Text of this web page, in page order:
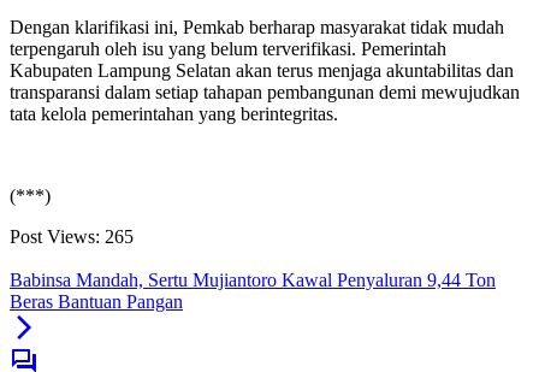
Dengan klarifikasi ini, Pemkab berharap masyarakat tidak mudah
terpengaruh oleh isu yang belum terverifikasi. Pemerintah
Kabupaten Lampung Selatan akan terus menjaga akuntabilitas dan
transparansi dalam setiap tahapan pembangunan demi mewujudkan
tata kelola pemerintahan yang berintegritas.
(***)
Post Views: 265
Babinsa Mandah, Sertu Mujiantoro Kawal Penyaluran 9,44 Ton
Beras Bantuan Pangan